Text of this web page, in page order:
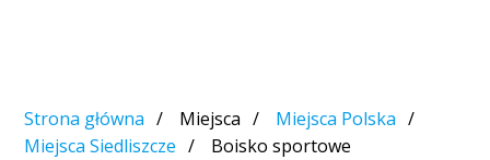
Strona główna Miejsca
Miejsca Polska
Miejsca Siedliszcze
Boisko sportowe